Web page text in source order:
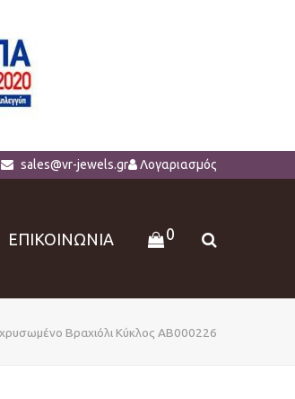
sales@vr-jewels.gr Λογαριασμός
ΕΠΙΚΟΙΝΩΝΙΑ 0
Βραχιόλι Κύκλος ΑΒ000226